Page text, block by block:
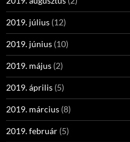
2019. július (12)
2019. június (10)
2019. május (2)
2019. április (5)
2019. március (8)
2019. február (5)